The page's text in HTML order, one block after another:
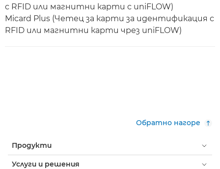
с RFID или магнитни карти с uniFLOW)
Micard Plus (Четец за карти за идентификация с
RFID или магнитни карти чрез uniFLOW)
Обратно нагоре
Продукти
Услуги и решения